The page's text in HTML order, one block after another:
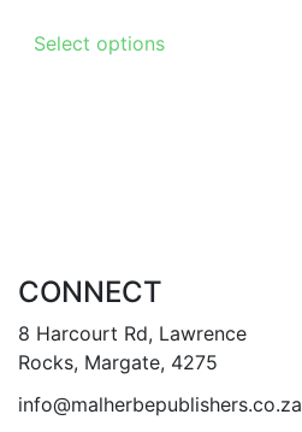
the
Select options
the
page
CONNECT
8 Harcourt Rd, Lawrence
Rocks, Margate, 4275
info@malherbepublishers.co.za